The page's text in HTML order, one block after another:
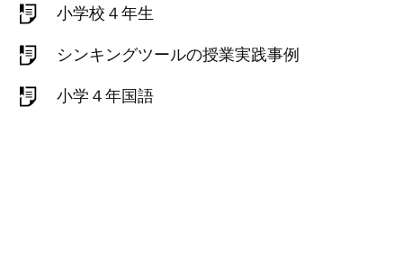
小学校４年生
シンキングツールの授業実践事例
小学４年国語